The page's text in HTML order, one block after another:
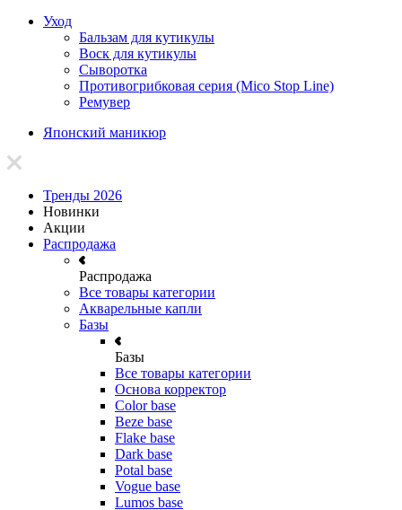
Уход
Бальзам для кутикулы
Воск для кутикулы
Сыворотка
Противогрибковая серия (Mico Stop Line)
Ремувер
Японский маникюр
Тренды 2026
Новинки
Акции
Распродажа
Распродажа
Все товары категории
Акварельные капли
Базы
Базы
Все товары категории
Основа корректор
Color base
Beze base
Flake base
Dark base
Potal base
Vogue base
Lumos base